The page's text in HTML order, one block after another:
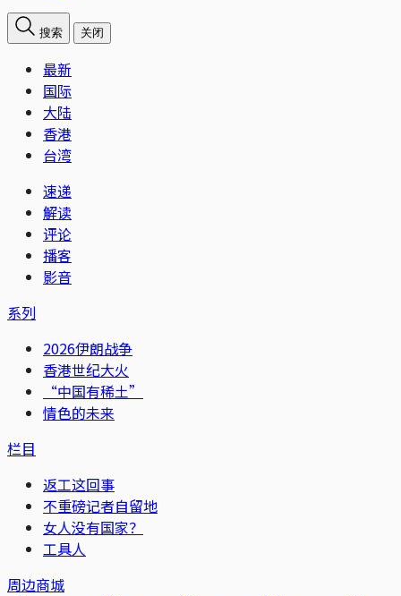
搜索 关闭
最新
国际
大陆
香港
台湾
速递
解读
评论
播客
影音
系列
2026伊朗战争
香港世纪大火
“中国有稀土”
情色的未来
栏目
返工这回事
不重磅记者自留地
女人没有国家？
工具人
周边商城